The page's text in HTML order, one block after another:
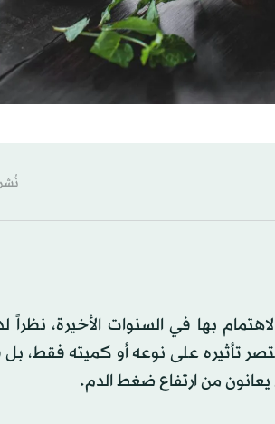
نُشر: 17:25-28 أبريل 2026 م ـ 12
بها في السنوات الأخيرة،
تأثيره على نوعه أو كميته فقط، بل
من ارتفاع ضغط الدم.